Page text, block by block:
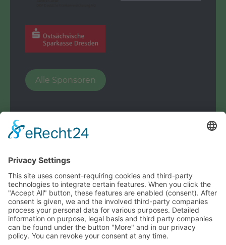
Alle Sponsoren
© Handballspielverein Dresden e.V.
powered by
Handballspielverein Dresden e.V.
Berggartenstraße 30
01277 Dresden
E-Mail:kontakt@hsvdresden.de